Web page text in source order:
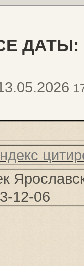
ДАТЫ:
12-06